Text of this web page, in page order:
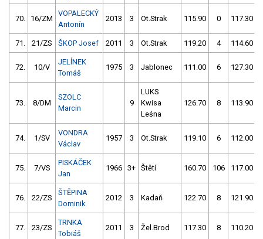
70. 16/ZM
VOPALECKÝ
Antonín
2013 3 Ot.Strak 115.90 0 117.30
71. 21/ZS ŠKOP Josef 2011 3 Ot.Strak 119.20 4 114.60
72. 10/V
JELÍNEK
Tomáš
1975 3 Jablonec 111.00 6 127.30
73. 8/DM
SZOLC
Marcin
9
LUKS
Kwisa
Leśna
126.70 8 113.90
74. 1/SV
VONDRA
Václav
1957 3 Ot.Strak 119.10 6 112.00
75. 7/VS
PISKÁČEK
Jan
1966 3+ Štětí 160.70 106 117.00
76. 22/ZS
ŠTĚPINA
Dominik
2012 3 Kadaň 122.70 8 121.90
77. 23/ZS
TRNKA
Tobiáš
2011 3 Žel.Brod 117.30 8 110.20